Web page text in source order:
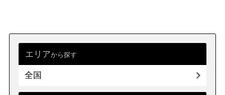
エリアから探す
全国